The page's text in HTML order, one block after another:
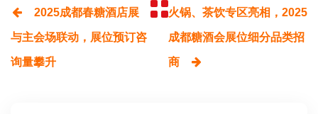
2025成都春糖酒店展
与主会场联动，展位预订咨
询量攀升
火锅、茶饮专区亮相，2025
成都糖酒会展位细分品类招
商